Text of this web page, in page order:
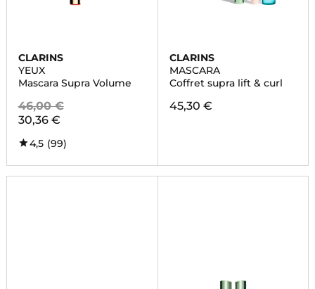
CLARINS
YEUX
Mascara Supra Volume
46,00 €
30,36 €
4,5 (99)
CLARINS
MASCARA
Coffret supra lift & curl
45,30 €